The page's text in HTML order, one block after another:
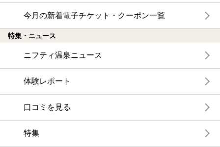
今月の新着電子チケット・クーポン一覧
特集・ニュース
ニフティ温泉ニュース
体験レポート
口コミを見る
特集